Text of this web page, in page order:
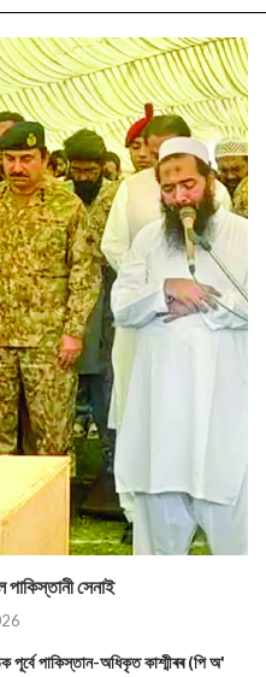
পাকিস্তানী সেনাই
পূর্বে পাকিস্তান-অধিকৃত কাশ্মীৰৰ (পি অ'